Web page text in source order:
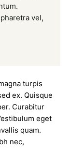
vel,
turpis
ex. Quisque
Curabitur
eget
quam.
nec,